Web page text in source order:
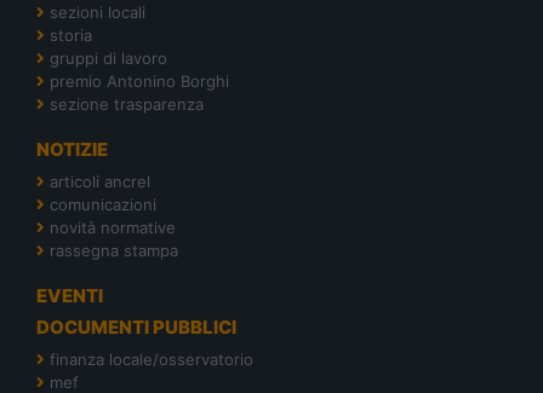
sezioni locali
storia
gruppi di lavoro
premio Antonino Borghi
sezione trasparenza
NOTIZIE
articoli ancrel
comunicazioni
novità normative
rassegna stampa
EVENTI
DOCUMENTI PUBBLICI
finanza locale/osservatorio
mef